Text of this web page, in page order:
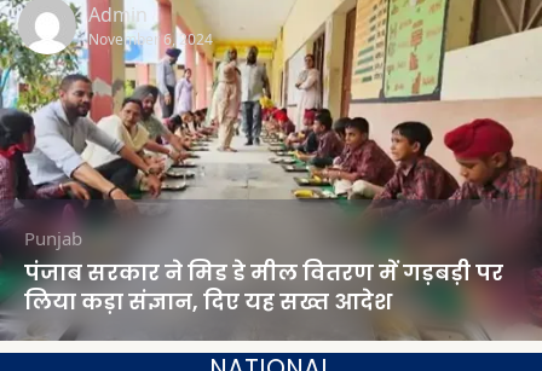
Admin
November 6, 2024
Punjab
पंजाब सरकार ने मिड डे मील वितरण में गड़बड़ी पर
लिया कड़ा संज्ञान, दिए यह सख्त आदेश